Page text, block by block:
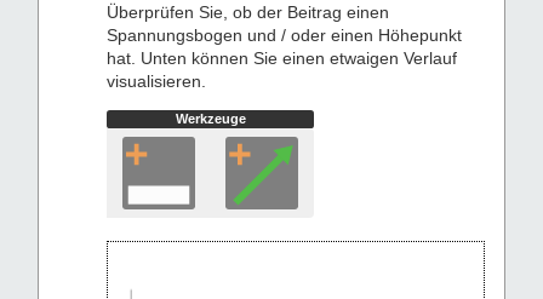
Überprüfen Sie, ob der Beitrag einen
Spannungsbogen und / oder einen Höhepunkt
hat. Unten können Sie einen etwaigen Verlauf
visualisieren.
Werkzeuge